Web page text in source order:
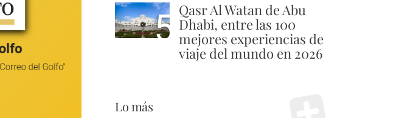
5 Qasr Al Watan de Abu
Dhabi, entre las 100
mejores experiencias de
viaje del mundo en 2026
Lo más